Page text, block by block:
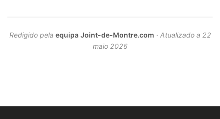
Redigido pela equipa Joint-de-Montre.com · Atualizado a 22
maio 2026